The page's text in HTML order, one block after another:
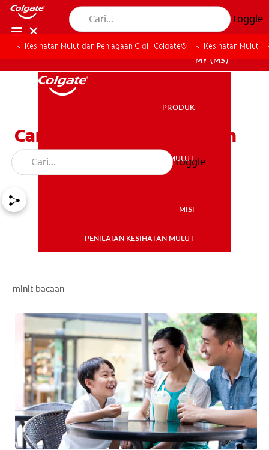
Toggle
MY (MS)
MY (MS)
PRODUK
KESIHATAN MULUT
MISI
PENILAIAN KESIHATAN MULUT
Toggle
Kesihatan Mulut dan Penjagaan Gigi | Colgate® Kesihatan Mulut
Cara Mengehadkan Kesan
Gula Kepada Gigi
minit bacaan